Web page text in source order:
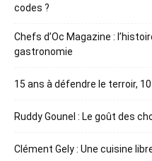
codes ?
Chefs d’Oc Magazine :
gastronomie
15 ans à défendre le terroir,
Ruddy Gounel : Le goût des
Clément Gely : Une cuisine